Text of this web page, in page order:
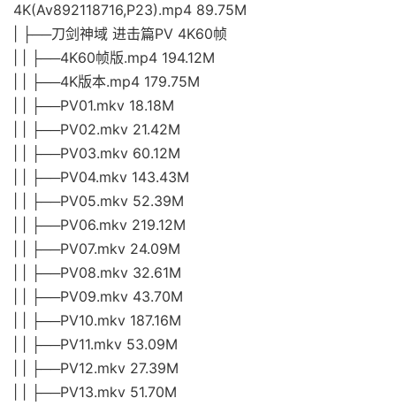
4K(Av892118716,P23).mp4 89.75M
| ├──刀剑神域 进击篇PV 4K60帧
| | ├──4K60帧版.mp4 194.12M
| | ├──4K版本.mp4 179.75M
| | ├──PV01.mkv 18.18M
| | ├──PV02.mkv 21.42M
| | ├──PV03.mkv 60.12M
| | ├──PV04.mkv 143.43M
| | ├──PV05.mkv 52.39M
| | ├──PV06.mkv 219.12M
| | ├──PV07.mkv 24.09M
| | ├──PV08.mkv 32.61M
| | ├──PV09.mkv 43.70M
| | ├──PV10.mkv 187.16M
| | ├──PV11.mkv 53.09M
| | ├──PV12.mkv 27.39M
| | ├──PV13.mkv 51.70M